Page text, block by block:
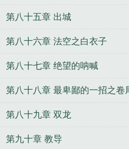
第八十五章 出城
第八十六章 法空之白衣子
第八十七章 绝望的呐喊
第八十八章 最卑鄙的一招之卷
第八十九章 双龙
第九十章 教导